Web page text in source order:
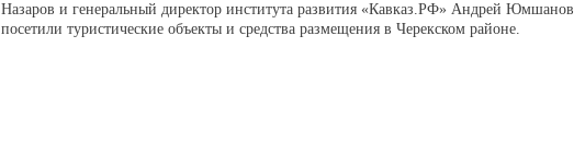
Назаров и генеральный директор института развития «Кавказ.РФ» Андрей Юмшанов
посетили туристические объекты и средства размещения в Черекском районе.